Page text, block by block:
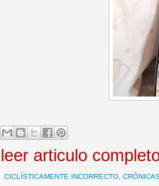
leer articulo
CICLÍSTICAMENTE INCORRECTO